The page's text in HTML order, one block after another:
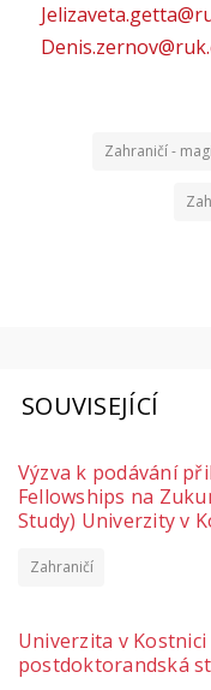
Zahraničí -
SOUVISEJÍCÍ
Výzva k podávání
Fellowships na
Study) Univerzity v
Zahraničí
Univerzita v
postdoktorandská